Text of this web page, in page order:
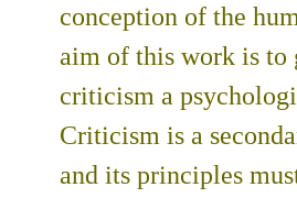
conception of the
aim of this work is to
criticism a
Criticism is a
and its principles